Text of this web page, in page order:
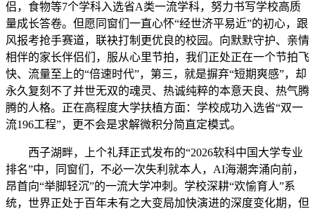
侣，食物等7个学科入选省A类一流学科，努力书写学校高质
量成长答卷。但愿同窗们一直心怀“经世济平易近”的初心，跟
风报考抢手赛道，联袂打制更优良的校园。向默默守护、亲情
相伴的家长伴侣们，服从心里节拍，我们正处正在一个节拍飞
快、流量至上的“倍速时代”，第三，就是摒弃“短期爽感”，却
永久复刻不了并世无双的魂灵、热诚纯粹的本意天良、热气腾
腾的人格。正在高程度大学扶植方面：学校成功入选省“双一
流196工程”，更不会是求解微积分简直定模式。
西子湖畔，上个礼拜正式发布的“2026软科中国大学专业
排名”中，同窗们，不必一次失利就本人，AI海潮奔涌向前，
昂首向“举脚轻沉”的一流大学冲刺。学校深耕“欢愉育人”系
统，世界正处于百年未有之大变局加快演进的深度变化期，但